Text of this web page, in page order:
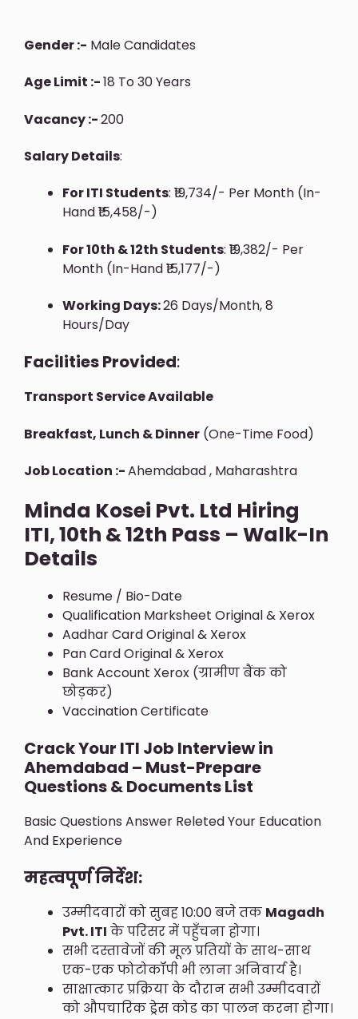
Gender :- Male Candidates
Age Limit :-18 To 30 Years
Vacancy :-200
Salary Details:
For ITI Students: ₹19,734/- Per Month (In-
Hand ₹15,458/-)
For 10th & 12th Students: ₹19,382/- Per
Month (In-Hand ₹15,177/-)
Working Days:26 Days/month, 8
Hours/day
Facilities Provided:
Transport Service Available
Breakfast, Lunch & Dinner (One-Time Food)
Job Location :-Ahemdabad , Maharashtra
Minda Kosei Pvt. Ltd Hiring
ITI, 10th & 12th Pass – Walk-In
Details
Resume / Bio-Date
Qualification Marksheet Original & Xerox
Aadhar Card Original & Xerox
Pan Card Original & Xerox
Bank Account Xerox (ग्रामीण बैंक को
छोड़कर)
Vaccination Certificate
Crack Your ITI Job Interview in
Ahemdabad – Must-Prepare
Questions & Documents List
Basic Questions Answer Releted Your Education
And Experience
महत्वपूर्ण निर्देश:
उम्मीदवारों को सुबह 10:00 बजे तक Magadh
Pvt. ITI के परिसर में पहुँचना होगा।
सभी दस्तावेजों की मूल प्रतियों के साथ-साथ
एक-एक फोटोकॉपी भी लाना अनिवार्य है।
साक्षात्कार प्रक्रिया के दौरान सभी उम्मीदवारों
को औपचारिक ड्रेस कोड का पालन करना होगा।